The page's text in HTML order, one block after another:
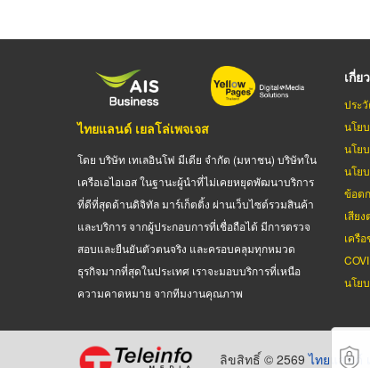
ไทยแลนด์ เยลโล่เพจเจส
โดย บริษัท เทเลอินโฟ มีเดีย จำกัด (มหาชน) บริษัทใน
เครือเอไอเอส ในฐานะผู้นำที่ไม่เคยหยุดพัฒนาบริการ
ที่ดีที่สุดด้านดิจิทัล มาร์เก็ตติ้ง ผ่านเว็บไซต์รวมสินค้า
และบริการ จากผู้ประกอบการที่เชื่อถือได้ มีการตรวจ
สอบและยืนยันตัวตนจริง และครอบคลุมทุกหมวด
ธุรกิจมากที่สุดในประเทศ เราจะมอบบริการที่เหนือ
ความคาดหมาย จากทีมงานคุณภาพ
เกี่ย
ประ
นโย
นโย
นโย
ข้อต
เสีย
เครื
นโย
ลิขสิทธิ์ © 2569ไทยแลนด์